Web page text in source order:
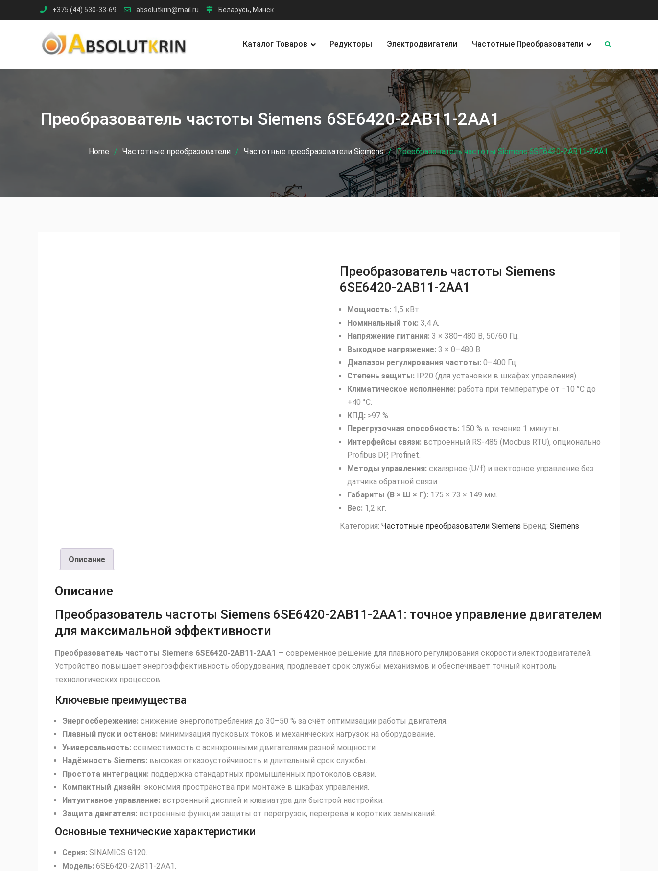
to
+375 (44) 530-33-69 absolutkrin@mail.ru Беларусь, Минск
Каталог Товаров Редукторы Электродвигатели Частотные Преобразователи
Преобразователь частоты Siemens 6SE6420‑2AB11‑2AA1
Home Частотные преобразователи Частотные преобразователи Siemens Преобразователь частоты Siemens 6SE6420‑2AB11‑2AA1
Преобразователь частоты Siemens
6SE6420‑2AB11‑2AA1
Мощность: 1,5 кВт.
Номинальный ток: 3,4 А.
Напряжение питания: 3 × 380–480 В, 50/60 Гц.
Выходное напряжение: 3 × 0–480 В.
Диапазон регулирования частоты: 0–400 Гц.
Степень защиты: IP20 (для установки в шкафах управления).
Климатическое исполнение: работа при температуре от −10 °C до
+40 °C.
КПД: >97 %.
Перегрузочная способность: 150 % в течение 1 минуты.
Интерфейсы связи: встроенный RS‑485 (Modbus RTU), опционально
Profibus DP, Profinet.
Методы управления: скалярное (U/f) и векторное управление без
датчика обратной связи.
Габариты (В × Ш × Г): 175 × 73 × 149 мм.
Вес: 1,2 кг.
Категория:Частотные преобразователи Siemens Бренд:Siemens
Описание
Описание
Преобразователь частоты Siemens 6SE6420‑2AB11‑2AA1: точное управление двигателем
для максимальной эффективности
Преобразователь частоты Siemens 6SE6420‑2AB11‑2AA1 — современное решение для плавного регулирования скорости электродвигателей.
Устройство повышает энергоэффективность оборудования, продлевает срок службы механизмов и обеспечивает точный контроль
технологических процессов.
Ключевые преимущества
Энергосбережение: снижение энергопотребления до 30–50 % за счёт оптимизации работы двигателя.
Плавный пуск и останов: минимизация пусковых токов и механических нагрузок на оборудование.
Универсальность: совместимость с асинхронными двигателями разной мощности.
Надёжность Siemens: высокая отказоустойчивость и длительный срок службы.
Простота интеграции: поддержка стандартных промышленных протоколов связи.
Компактный дизайн: экономия пространства при монтаже в шкафах управления.
Интуитивное управление: встроенный дисплей и клавиатура для быстрой настройки.
Защита двигателя: встроенные функции защиты от перегрузок, перегрева и коротких замыканий.
Основные технические характеристики
Серия: SINAMICS G120.
Модель: 6SE6420‑2AB11‑2AA1.